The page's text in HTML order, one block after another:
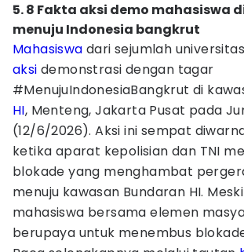
5. 8 Fakta aksi demo mahasiswa
menuju Indonesia bangkrut
Mahasiswa dari sejumlah
aksi demonstrasi dengan tagar
#MenujuIndonesiaBangkrut di
HI, Menteng, Jakarta Pusat pada
(12/6/2026). Aksi ini sempat
ketika aparat kepolisian dan TNI
blokade yang menghambat
menuju kawasan Bundaran HI.
mahasiswa bersama elemen
berupaya untuk menembus